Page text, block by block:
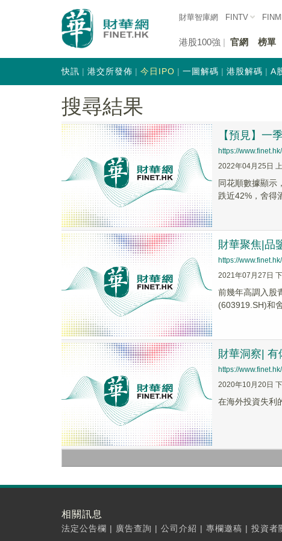
財華智庫網 FINTV
港股100強 官網 榜單
快訊 港交所發佈 今日IPO 一圖解碼 港股解碼 A
搜尋結果
【預見】一
https://
2022年04月25日
同花順數據顯示
跌近42%，舍得
財華聚焦|品
https://
2021年07月27日
前幾年高調入股
(603919.SH)和舍
財華洞察| 有
https://
2020年10月20日
在海外投資失利
相關訊息
法定公告欄 | 廣告查詢 | 公司介紹 | 專欄邀稿 | 投資者